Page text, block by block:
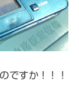
ですか！！！